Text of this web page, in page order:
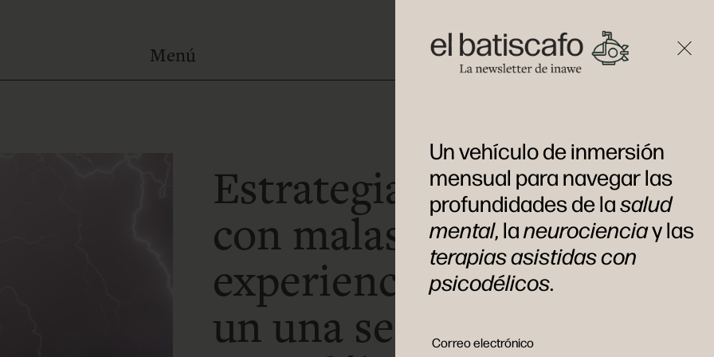
Estrategias para lidiar
con malas
experiencias durante
un una sesión
Un vehículo de inmersión
mensual para navegar las
profundidades de lasalud
mental, laneurocienciay las
terapias asistidas con
psicodélicos.